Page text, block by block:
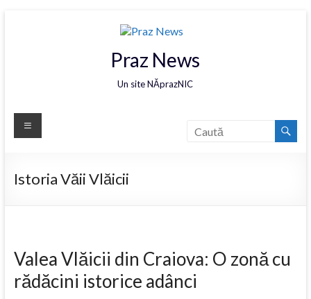
Praz News
Un site NĂprazNIC
Istoria Văii Vlăicii
Valea Vlăicii din Craiova: O zonă cu
rădăcini istorice adânci